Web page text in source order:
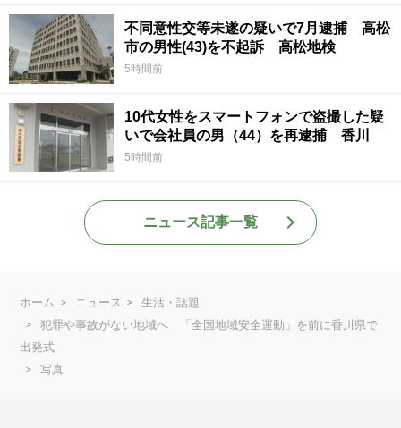
不同意性交等未遂の疑いで7月逮捕 高松
市の男性(43)を不起訴 高松地検
5時間前
10代女性をスマートフォンで盗撮した疑
いで会社員の男（44）を再逮捕 香川
5時間前
ニュース記事一覧
ホーム ニュース
生活・話題
犯罪や事故がない地域へ 「全国地域安全運動」を前に香川県で
出発式
写真